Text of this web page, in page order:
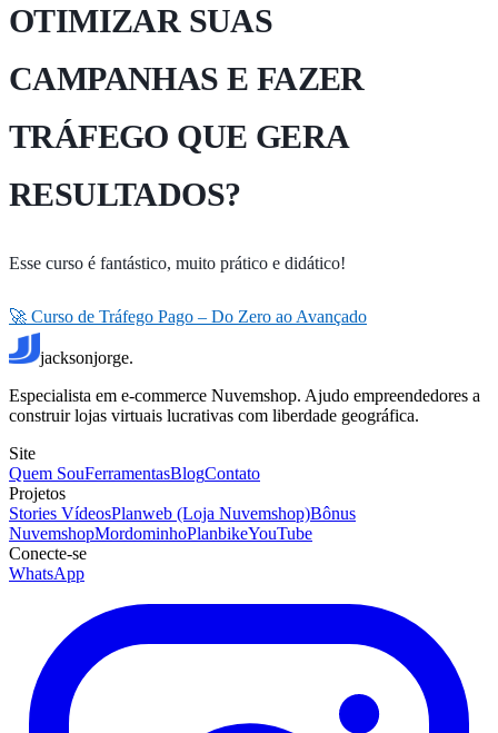
OTIMIZAR SUAS
CAMPANHAS E FAZER
TRÁFEGO QUE GERA
RESULTADOS?
Esse curso é fantástico, muito prático e didático!
🚀 Curso de Tráfego Pago – Do Zero ao Avançado
jacksonjorge.
Especialista em e-commerce Nuvemshop. Ajudo empreendedores a
construir lojas virtuais lucrativas com liberdade geográfica.
Site
Quem SouFerramentasBlogContato
Projetos
Stories VídeosPlanweb (Loja Nuvemshop)Bônus
NuvemshopMordominhoPlanbikeYouTube
Conecte-se
WhatsApp